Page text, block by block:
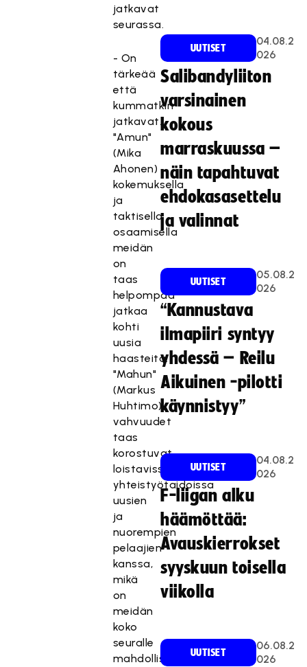
jatkavat
seurassa.
- On
tärkeää
että
kummatkin
jatkavat.
"Amun"
(Mika
Ahonen)
kokemuksella
ja
taktisella
osaamisella
meidän
on
taas
helpompaa
jatkaa
kohti
uusia
haasteita.
"Mahun"
(Markus
Huhtimo)
vahvuudet
taas
korostuvat
loistavissa
yhteistyötaidoissa
uusien
ja
nuorempien
pelaajien
kanssa,
mikä
on
meidän
koko
seuralle
mahdollisuus
UUTISET
04.08.2
026
Salibandyliiton
varsinainen
kokous
marraskuussa –
näin tapahtuvat
ehdokasasettelu
ja valinnat
UUTISET
05.08.2
026
“Kannustava
ilmapiiri syntyy
yhdessä – Reilu
Aikuinen -pilotti
käynnistyy”
UUTISET
04.08.2
026
F-liigan alku
häämöttää:
Avauskierrokset
syyskuun toisella
viikolla
UUTISET
06.08.2
026